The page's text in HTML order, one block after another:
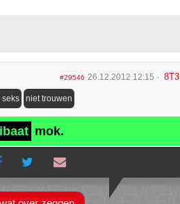
#29546 26.12.2012 12:15 8T3
seks niet trouwen
mok.